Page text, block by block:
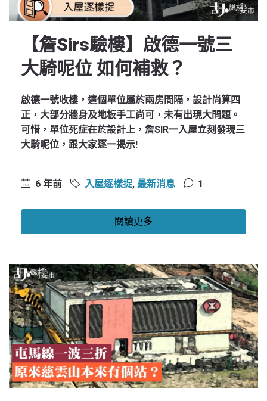
【詹Sirs驗樓】啟德一號三
大騎呢位 如何補救？
啟德一號收樓，這個單位屬於兩房間隔，設計尚算四
正，大部分牆身及地板手工尚可，未有出現大問題。
可惜，單位死症在於設計上，詹SIR一入屋立刻發現三
大騎呢位，跟大家逐一揭示!
6 年前 入屋逐樣捉, 最新消息 1
閱讀更多